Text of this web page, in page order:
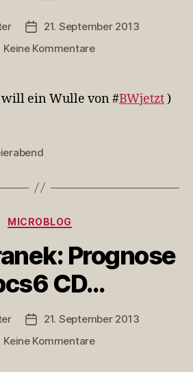
Veröffentlichungsdatum
21. September 2013
Keine Kommentarezu
will ein Wulle von #BWjetzt)
Kategorien
MICROBLOG
Prognose
CD…
Veröffentlichungsdatum
21. September 2013
Keine Kommentarezu